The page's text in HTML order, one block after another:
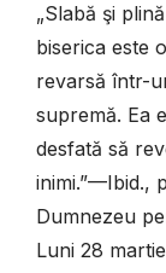
„Slabă şi
biserica este
revarsă într-
supremă. Ea
desfată să
inimi.”—Ibid.,
Dumnezeu
Luni 28 martie